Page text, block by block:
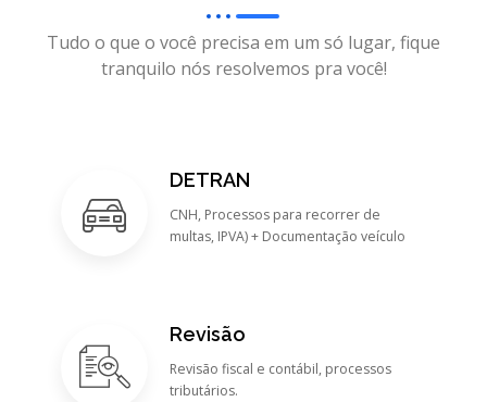
Tudo o que o você precisa em um só lugar, fique
tranquilo nós resolvemos pra você!
DETRAN
CNH, Processos para recorrer de
multas, IPVA) + Documentação veículo
Revisão
Revisão fiscal e contábil, processos
tributários.